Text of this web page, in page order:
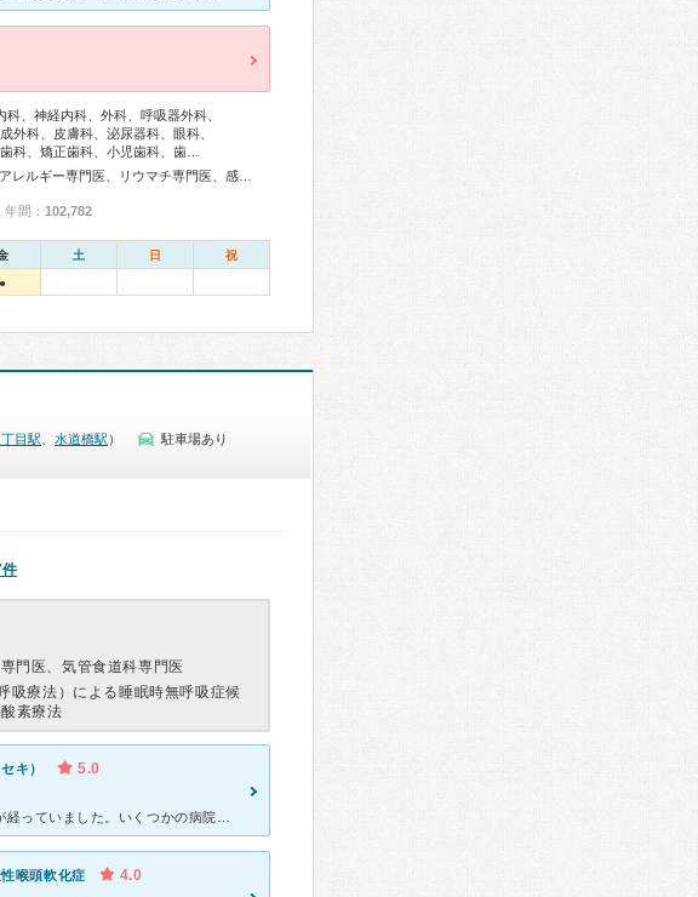
科、神経内科、外科、呼吸器外科、
外科、皮膚科、泌尿器科、眼科、
科、矯正歯科、小児歯科、歯…
間： 102,782
土 日 祝
●
目駅 水道橋駅 ）
駐車場あり
件
門医、気管食道科専門医
吸療法）による睡眠時無呼吸症候
素療法
キ） 5.0
喉頭軟化症 4.0